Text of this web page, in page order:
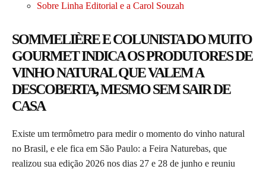
Sobre Linha Editorial e a Carol Souzah
SOMMELIÈRE E COLUNISTA DO MUITO
GOURMET INDICA OS PRODUTORES DE
VINHO NATURAL QUE VALEM A
DESCOBERTA, MESMO SEM SAIR DE
CASA
Existe um termômetro para medir o momento do vinho natural
no Brasil, e ele fica em São Paulo: a Feira Naturebas, que
realizou sua edição 2026 nos dias 27 e 28 de junho e reuniu